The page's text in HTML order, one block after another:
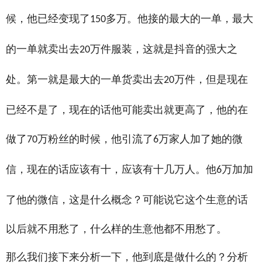
候，他已经变现了150多万。他接的最大的一单，最大
的一单就卖出去20万件服装，这就是抖音的强大之
处。第一就是最大的一单货卖出去20万件，但是现在
已经不是了，现在的话他可能卖出就更高了，他的在
做了70万粉丝的时候，他引流了6万家人加了她的微
信，现在的话应该有十，应该有十几万人。他6万加加
了他的微信，这是什么概念？可能说它这个生意的话
以后就不用愁了，什么样的生意他都不用愁了。
那么我们接下来分析一下，他到底是做什么的？分析